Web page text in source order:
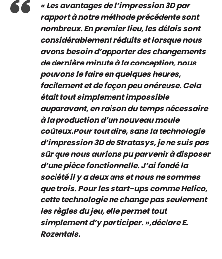
« Les avantages de l’impression 3D par
rapport à notre méthode précédente sont
nombreux. En premier lieu, les délais sont
considérablement réduits et lorsque nous
avons besoin d’apporter des changements
de dernière minute à la conception, nous
pouvons le faire en quelques heures,
facilement et de façon peu onéreuse. Cela
était tout simplement impossible
auparavant, en raison du temps nécessaire
à la production d’un nouveau moule
coûteux.Pour tout dire, sans la technologie
d’impression 3D de Stratasys, je ne suis pas
sûr que nous aurions pu parvenir à disposer
d’une pièce fonctionnelle. J’ai fondé la
société il y a deux ans et nous ne sommes
que trois. Pour les start-ups comme Helico,
cette technologie ne change pas seulement
les règles du jeu, elle permet tout
simplement d’y participer. »,déclare E.
Rozentals.